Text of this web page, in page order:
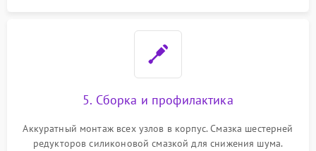
5. Сборка и профилактика
Аккуратный монтаж всех узлов в корпус. Смазка шестерней
редукторов силиконовой смазкой для снижения шума.